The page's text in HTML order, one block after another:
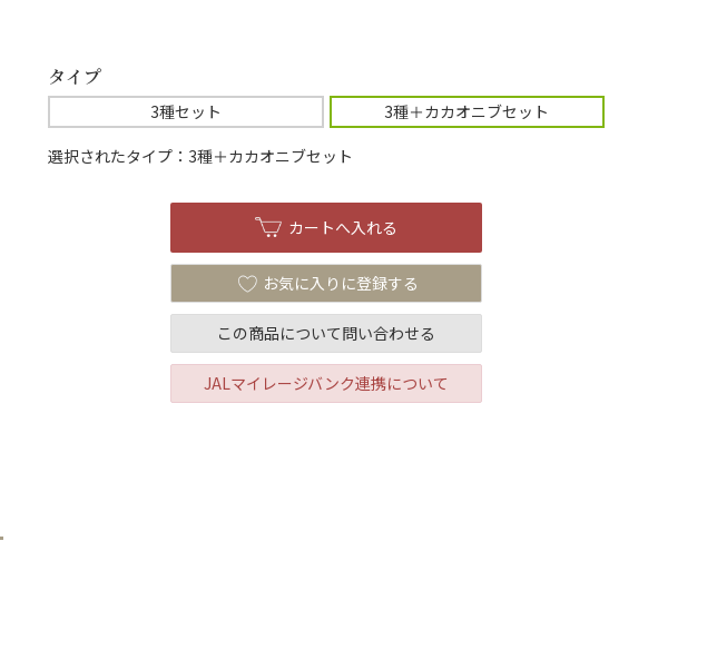
タイプ
3種セット
3種＋カカオニブセット
選択されたタイプ：3種＋カカオニブセット
この商品について問い合わせる
JALマイレージバンク連携について
お気に入りに登録する